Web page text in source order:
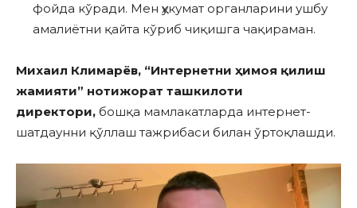
фойда кўради. Мен ҳукумат органларини ушбу
амалиётни қайта кўриб чиқишга чақираман.
Михаил Климарёв, “Интернетни ҳимоя қилиш
жамияти” нотижорат ташкилоти
директори, бошқа мамлакатларда интернет-
шатдаунни қўллаш тажрибаси билан ўртоқлашди.